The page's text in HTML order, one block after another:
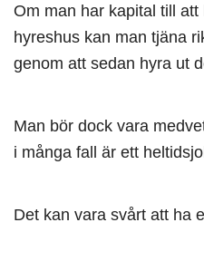
Om man har kapital till
hyreshus kan man tjäna
genom att sedan hyra ut
Man bör dock vara
i många fall är ett
Det kan vara svårt att ha